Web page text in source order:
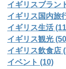
イギリスブラン
イギリス国内旅
イギリス生活
イギリス観光
イギリス飲食店
イベント (10)